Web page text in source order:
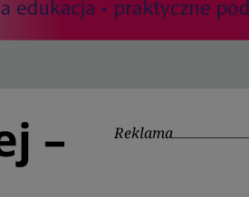
–
Reklama